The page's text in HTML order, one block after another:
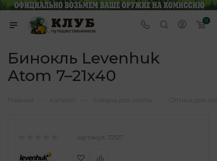
0
Бинокль Levenhuk
Atom 7–21x40
Артикул: 72517